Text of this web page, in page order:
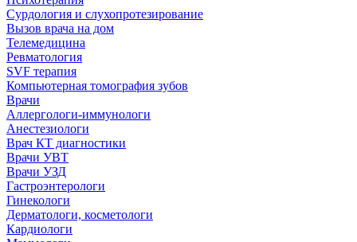
Сурдология и слухопротезирование
Вызов врача на дом
Телемедицина
Ревматология
SVF терапия
Компьютерная томография зубов
Врачи
Аллергологи-иммунологи
Анестезиологи
Врач КТ диагностики
Врачи УВТ
Врачи УЗД
Гастроэнтерологи
Гинекологи
Дерматологи, косметологи
Кардиологи